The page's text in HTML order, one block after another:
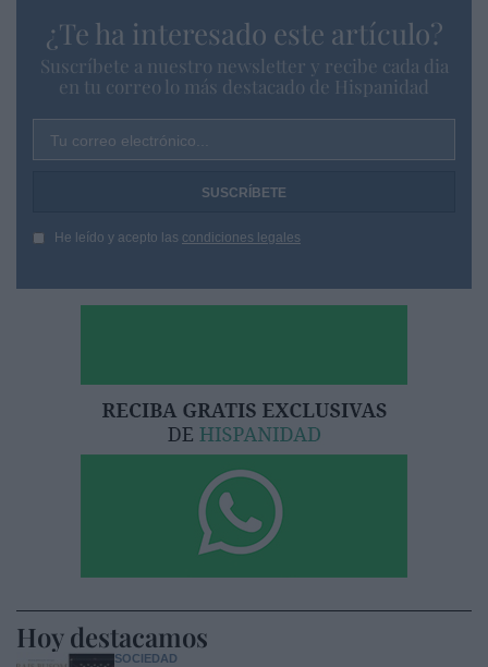
¿Te ha interesado este artículo?
Suscríbete a nuestro newsletter y recibe cada dia
en tu correo lo más destacado de Hispanidad
Tu correo electrónico...
He leído y acepto las condiciones legales
Hoy destacamos
SOCIEDAD